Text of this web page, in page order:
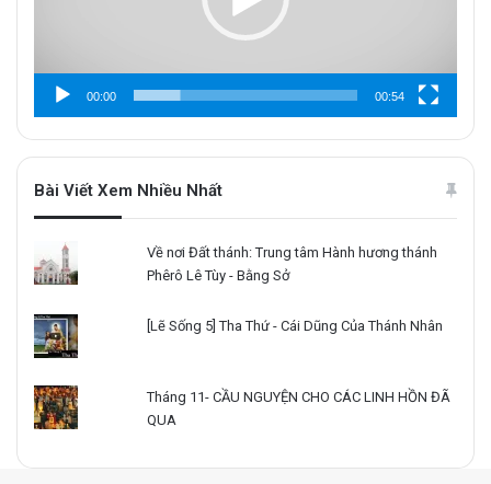
00:00 00:54
Bài Viết Xem Nhiều Nhất
Về nơi Đất thánh: Trung tâm Hành hương thánh
Phêrô Lê Tùy - Bằng Sở
[Lẽ Sống 5] Tha Thứ - Cái Dũng Của Thánh Nhân
Tháng 11- CẦU NGUYỆN CHO CÁC LINH HỒN ĐÃ
QUA